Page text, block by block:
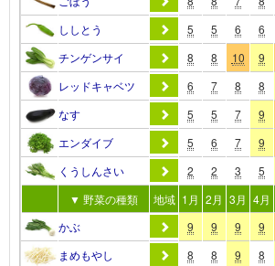
ししとう
5 5 6 6
チンゲンサイ
8 8 10 9
レッドキャベツ
6 7 8 8
なす
5 5 7 9
エンダイブ
5 6 7 9
くうしんさい
2 2 3 5
▼ 野菜の種類
地域 1月 2月 3月 4月
かぶ
9 9 9 9
まめもやし
8 8 9 8